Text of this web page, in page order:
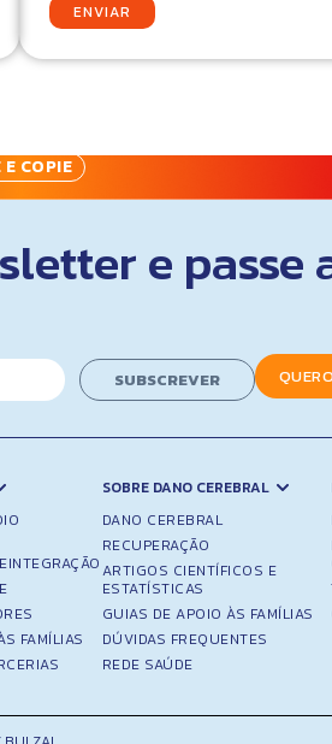
ENVIAR
COPIE
e
SUBSCREVER
FAMÍLIAS
SOBRE DANO CEREBRAL
DANO CEREBRAL
RECUPERAÇÃO
ARTIGOS CIENTÍFICOS E
ESTATÍSTICAS
GUIAS DE APOIO ÀS FAMÍLIAS
DÚVIDAS FREQUENTES
REDE SAÚDE